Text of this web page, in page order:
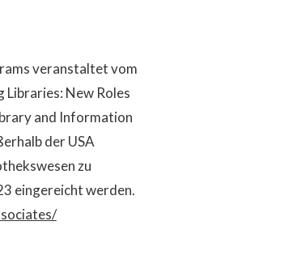
veranstaltet vom
Libraries: New Roles
and Information
der USA
zu
eingereicht werden.